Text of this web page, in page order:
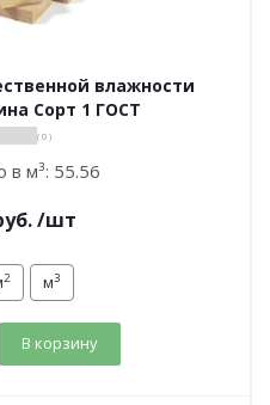
влажности
Сорт 1 ГОСТ
( 0 )
в м³: 55.56
/шт
2 м3
В корзину